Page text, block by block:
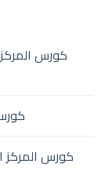
كورس المركز
كورس المركز